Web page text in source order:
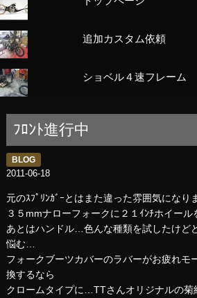
追加カスタム依頼
ショベル４速フレーム
ﾌﾛﾝﾄ進行中
BLOG
2011-06-18
元のｽﾌﾟﾘﾝｶﾞｰとはまた違った雰囲気になり
３５mmナローフォークに２１ｲﾝﾁホイール
あとはハンドル…色んな種類を試したけど
悩む…
フォークブーツカバーのラバーがお疲れモ
換するなら
クロームタイプに…TTさんオリジナルの菊